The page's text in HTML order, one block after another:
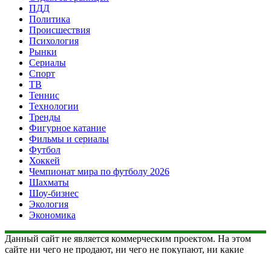
ПДД
Политика
Происшествия
Психология
Рынки
Сериалы
Спорт
ТВ
Теннис
Технологии
Тренды
Фигурное катание
Фильмы и сериалы
Футбол
Хоккей
Чемпионат мира по футболу 2026
Шахматы
Шоу-бизнес
Экология
Экономика
Данный сайт не является коммерческим проектом. На этом
сайте ни чего не продают, ни чего не покупают, ни какие